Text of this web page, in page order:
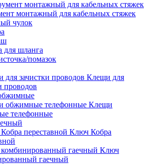
монтажный для кабельных стяжек
чулок
для шланга
помазок
Клещи для
проводов
Клещи
телефонные
Ключ Кобра
Ключ
гаечный